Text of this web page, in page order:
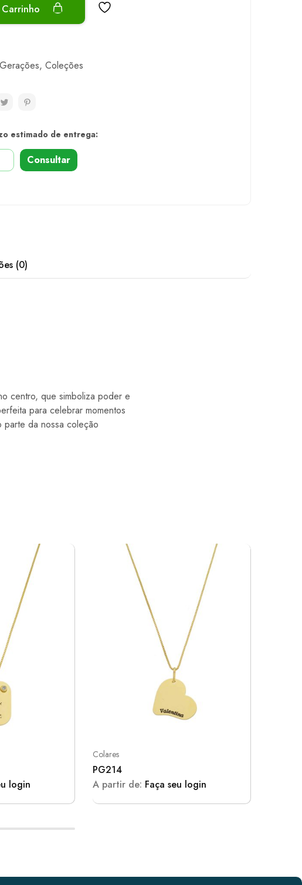
, Coleções
estimado de entrega:
Consultar
(0)
centro, que simboliza poder e
para celebrar momentos
da nossa coleção
login
Colares
PG214
A partir de: Faça seu login